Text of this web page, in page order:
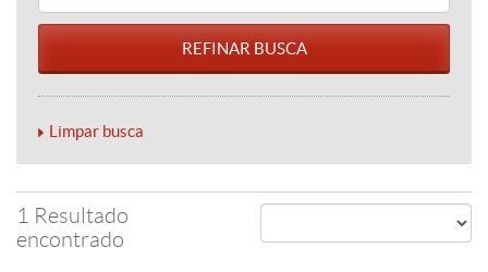
Limpar busca
1 Resultado
encontrado